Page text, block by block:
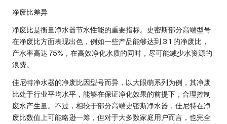
净废比差异
净废比是衡量净水器节水性能的重要指标。史密斯部分高端型号
在净废比方面表现出色，例如一些产品能够达到 3:1 的净废比，
产水率高达 75%，在高效净化水质的同时，尽可能减少水资源的
浪费。
佳尼特净水器的净废比因型号而异，以大眼萌系列为例，其净废
比处于行业平均水平，能够在保证净化效果的前提下，合理控制
废水产生量。不过，相较于部分高端史密斯净水器，佳尼特在净
废比数值上可能略逊一筹，但对于大多数家庭用户而言，也完全